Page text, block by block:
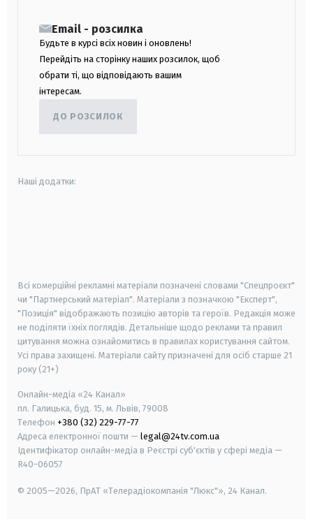
Email - розсилка
Будьте в курсі всіх новин і оновлень!
Перейдіть на сторінку наших розсилок, щоб
обрати ті, що відповідають вашим
інтересам.
ДО РОЗСИЛОК
Наші додатки:
Всі комерційні рекламні матеріали позначені словами "Спецпроєкт"
чи "Партнерський матеріал". Матеріали з позначкою "Експерт",
"Позиція" відображають позицію авторів та героїв. Редакція може
не поділяти їхніх поглядів. Детальніше щодо реклами та правил
цитування можна ознайомитись в правилах користування сайтом.
Усі права захищені. Матеріали сайту призначені для осіб старше 21
року (21+)
Онлайн-медіа «24 Канал»
пл. Галицька, буд. 15, м. Львів, 79008
Телефон +380 (32) 229-77-77
Адреса електронної пошти — legal@24tv.com.ua
Ідентифікатор онлайн-медіа в Реєстрі суб'єктів у сфері медіа —
R40-06057
© 2005—2026, ПрАТ «Телерадіокомпанія "Люкс"», 24 Канал.